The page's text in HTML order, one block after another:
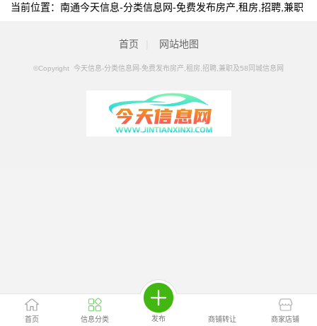
首页 信息分类 发布 商铺转让 商家店铺
当前位置： 南通今天信息-分类信息网-免费发布房产,租房,招聘,兼职
首页 网站地图
©Copyright 今天信息-分类信息网-免费发布房产,租房,招聘,兼职及58同城信息网